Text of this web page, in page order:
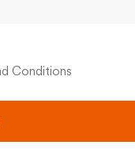
Conditions